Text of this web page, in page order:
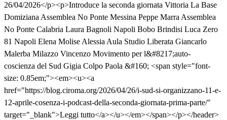
26/04/2026</p><p>Introduce la seconda giornata Vittoria La Base
Domiziana Assemblea No Ponte Messina Peppe Marra Assemblea
No Ponte Calabria Laura Bagnoli Napoli Bobo Brindisi Luca Zero
81 Napoli Elena Molise Alessia Aula Studio Liberata Giancarlo
Malerba Milazzo Vincenzo Movimento per l&#8217;auto-
coscienza del Sud Gigia Colpo Paola &#160; <span style="font-
size: 0.85em;"><em><u><a
href="https://blog.ciroma.org/2026/04/26/i-sud-si-organizzano-11-e-
12-aprile-cosenza-i-podcast-della-seconda-giornata-prima-parte/"
target="_blank">Leggi tutto</a></u></em></span></p></header>